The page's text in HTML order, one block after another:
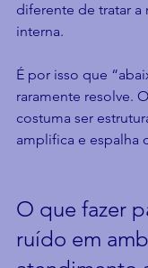
diferente de tratar a
interna.
É por isso que
raramente resolve.
costuma ser
amplifica e espalha
O que fazer
ruído em